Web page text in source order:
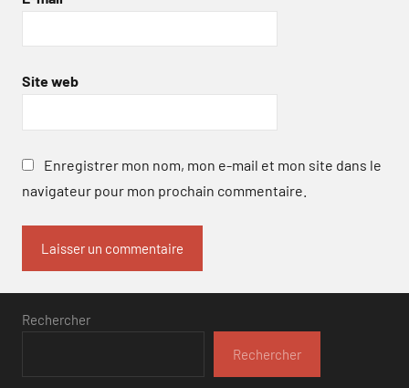
Site web
Enregistrer mon nom, mon e-mail et mon site dans le
navigateur pour mon prochain commentaire.
Rechercher
Rechercher